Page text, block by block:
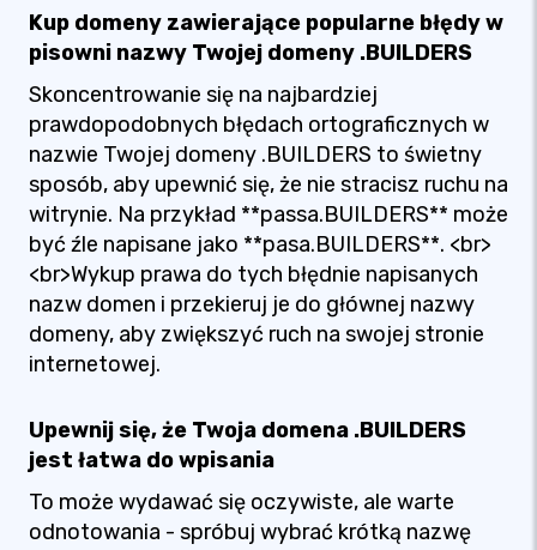
Kup domeny zawierające popularne błędy w
pisowni nazwy Twojej domeny .BUILDERS
Skoncentrowanie się na najbardziej
prawdopodobnych błędach ortograficznych w
nazwie Twojej domeny .BUILDERS to świetny
sposób, aby upewnić się, że nie stracisz ruchu na
witrynie. Na przykład **passa.BUILDERS** może
być źle napisane jako **pasa.BUILDERS**. <br>
<br>Wykup prawa do tych błędnie napisanych
nazw domen i przekieruj je do głównej nazwy
domeny, aby zwiększyć ruch na swojej stronie
internetowej.
Upewnij się, że Twoja domena .BUILDERS
jest łatwa do wpisania
To może wydawać się oczywiste, ale warte
odnotowania - spróbuj wybrać krótką nazwę